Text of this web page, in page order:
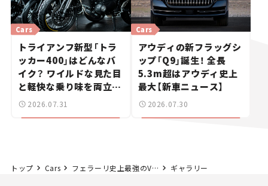
トライアンフ新型「トラ
ッカー400」はどんなバ
イク？ ワイルドな見た目
と軽快な乗り味を両立し
た400ccフラットトラッ
Cars
2026.07.31
アウディの新フラッグシ
ップ「Q9」誕生！ 全長
5.3m超はアウディ史上
最大【新車ニュース】
Cars
2026.07.30
トップ Cars フェラーリ史上最強のV12気筒「デイトナSP3」に試乗。これほど感動したクルマはない！ ギャラリー